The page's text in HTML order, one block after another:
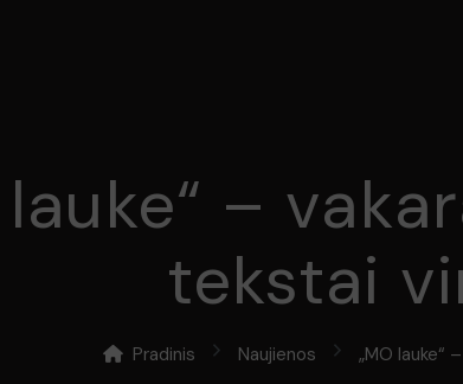
lauke“ –
tekstai
Pradinis Naujienos „MO lauke“